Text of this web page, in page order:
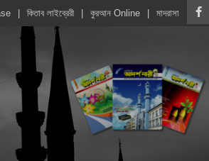
কিতাব লাইব্রেরী কুরআন Online মাদরাসা